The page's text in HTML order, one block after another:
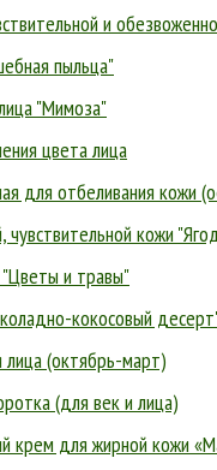
и
пыльца"
"Мимоза"
цвета лица
для отбеливания кожи
кожи
и травы"
кокосовый
(октябрь-март)
(для век и лица)
крем для жирной кожи